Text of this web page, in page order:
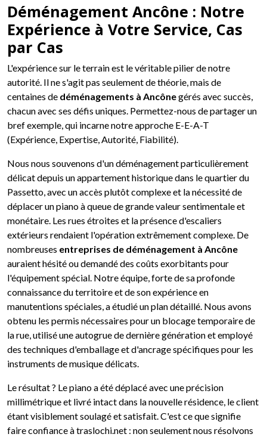
Déménagement Ancône : Notre
Expérience à Votre Service, Cas
par Cas
L'expérience sur le terrain est le véritable pilier de notre
autorité. Il ne s'agit pas seulement de théorie, mais de
centaines de déménagements à Ancônegérés avec succès,
chacun avec ses défis uniques. Permettez-nous de partager un
bref exemple, qui incarne notre approche E-E-A-T
(Expérience, Expertise, Autorité, Fiabilité).
Nous nous souvenons d'un déménagement particulièrement
délicat depuis un appartement historique dans le quartier du
Passetto, avec un accès plutôt complexe et la nécessité de
déplacer un piano à queue de grande valeur sentimentale et
monétaire. Les rues étroites et la présence d'escaliers
extérieurs rendaient l'opération extrêmement complexe. De
nombreuses entreprises de déménagement à Ancône
auraient hésité ou demandé des coûts exorbitants pour
l'équipement spécial. Notre équipe, forte de sa profonde
connaissance du territoire et de son expérience en
manutentions spéciales, a étudié un plan détaillé. Nous avons
obtenu les permis nécessaires pour un blocage temporaire de
la rue, utilisé une autogrue de dernière génération et employé
des techniques d'emballage et d'ancrage spécifiques pour les
instruments de musique délicats.
Le résultat ? Le piano a été déplacé avec une précision
millimétrique et livré intact dans la nouvelle résidence, le client
étant visiblement soulagé et satisfait. C'est ce que signifie
faire confiance à traslochi.net : non seulement nous résolvons